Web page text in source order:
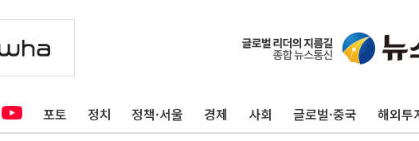
포토 정치 정책·서울 경제 사회 글로벌·중국 해외투[